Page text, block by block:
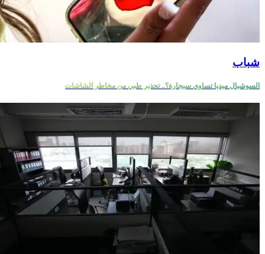
شباب
السوشيال ميديا تساوي سيجارة؟.. تحذير طبي من مخاطر الشاشات